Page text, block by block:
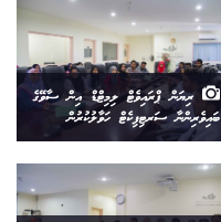
ރިޔަން ޕްރައިވެޓް ލިމިޓްޑް އިން ސާވޭގެ
ބައިވެރިންނާ ސަރޓިފިކެޓް ހަވާލުކުރުން